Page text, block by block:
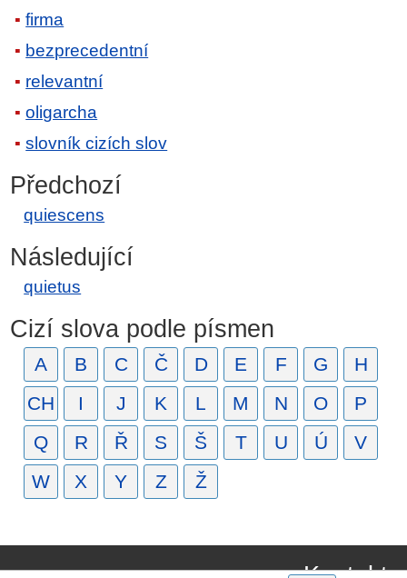
firma
bezprecedentní
relevantní
oligarcha
slovník cizích slov
Předchozí
quiescens
Následující
quietus
Cizí slova podle písmen
A B C Č D E F G
H
CH
I J K L M N O
P
Q
R Ř S Š T U Ú
V
W
X Y Z Ž